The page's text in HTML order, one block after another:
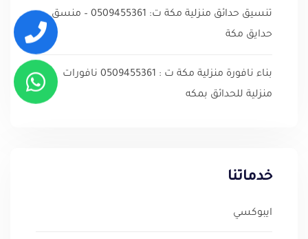
تنسيق حدائق منزلية مكة ت: 0509455361 – منسق
حدايق مكة
بناء نافورة منزلية مكة ت : 0509455361 نافورات
منزلية للحدائق بمكه
خدماتنا
ايبوكسي